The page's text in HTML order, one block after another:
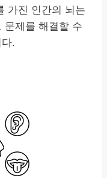
가진 인간의 뇌는
문제를 해결할 수
.